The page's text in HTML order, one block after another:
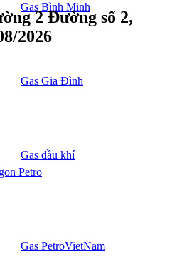
Gas Bình Minh
Gas Gia Đình
Gas dầu khí
Petro
Gas PetroVietNam
2 Đường số 2,
2026